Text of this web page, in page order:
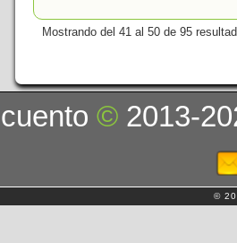
Mostrando del 41 al 50 de 95
cuento© 2013-
©